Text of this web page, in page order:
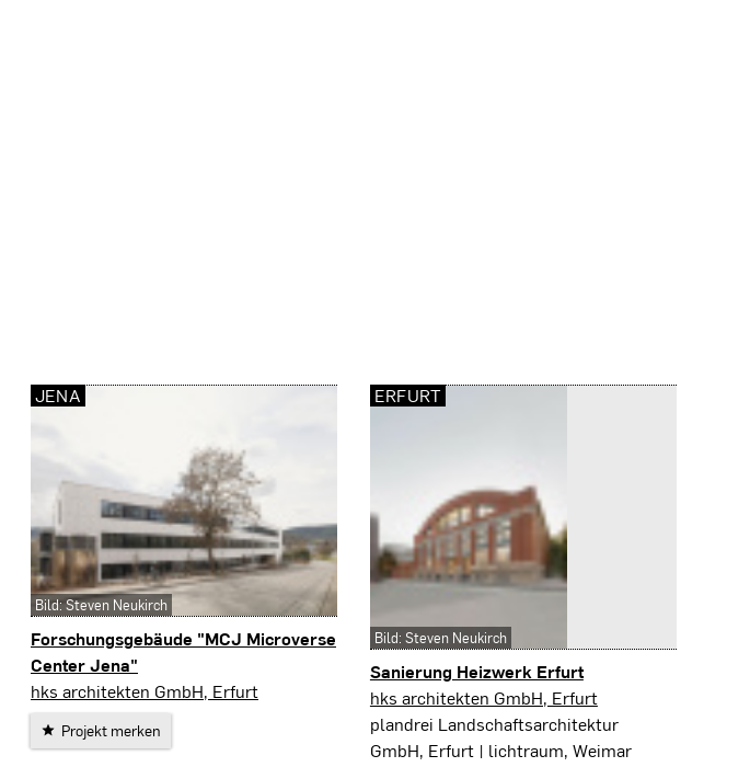
Forschungsgebäude "MCJ Microverse
Center Jena"
Jena
hks architekten GmbH, Erfurt
Projekt merken
JENA
Bild: Steven Neukirch
Sanierung Heizwerk Erfurt
Erfurt
hks architekten GmbH, Erfurt
plandrei Landschaftsarchitektur
GmbH, Erfurt | lichtraum, Weimar
ERFURT
Bild: Steven Neukirch